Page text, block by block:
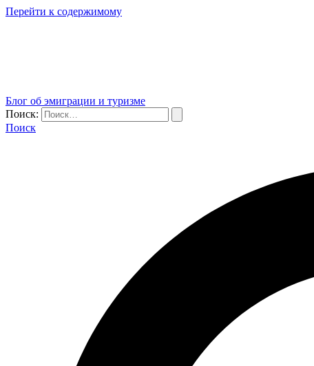
Перейти к содержимому
Блог об эмиграции и туризме
Поиск:
Поиск